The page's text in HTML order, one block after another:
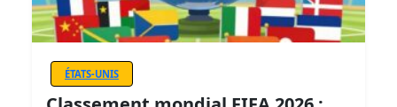
ÉTATS-UNIS